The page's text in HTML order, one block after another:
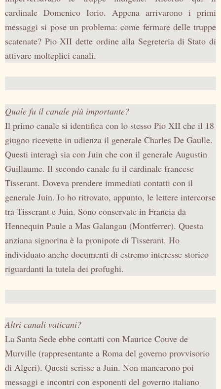
cardinale Domenico Iorio. Appena arrivarono i primi
messaggi si pose un problema: come fermare delle truppe
scatenate? Pio XII dette ordine alla Segreteria di Stato di
attivare molteplici canali.
Quale fu il canale più importante?
Il primo canale si identifica con lo stesso Pio XII che il 18
giugno ricevette in udienza il generale Charles De Gaulle.
Questi interagì sia con Juin che con il generale Augustin
Guillaume. Il secondo canale fu il cardinale francese
Tisserant. Doveva prendere immediati contatti con il
generale Juin. Io ho ritrovato, appunto, le lettere intercorse
tra Tisserant e Juin. Sono conservate in Francia da
Hennequin Paule a Mas Galangau (Montferrer). Questa
anziana signorina è la pronipote di Tisserant. Ho
individuato anche documenti di estremo interesse storico
riguardanti la tutela dei profughi.
Altri canali vaticani?
La Santa Sede ebbe contatti con Maurice Couve de
Murville (rappresentante a Roma del governo provvisorio
di Algeri). Questi scrisse a Juin. Non mancarono poi
messaggi e incontri con esponenti del governo italiano